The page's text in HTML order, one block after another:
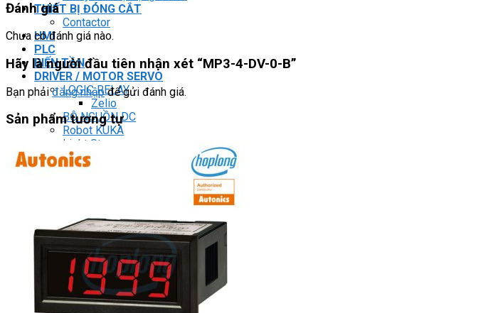
THIẾT BỊ ĐÓNG CẮT
Contactor
HMI
PLC
BIẾN TẦN
DRIVER / MOTOR SERVO
LOGIC RELAY
Zelio
BỘ NGUỒN DC
Robot KUKA
Light Star
DRIVER / MOTOR STEP
ĐÈN BÁO
Đèn báo khác
CHUYỂN MẠCH / NÚT NHẤN
Chuyển mạch có khóa
Công tắc dừng khẩn
Nút nhấn
Phích cắm / Ổ cắm / Công tắc
Can nhiệt
Đánh giá
Chưa có đánh giá nào.
Hãy là người đầu tiên nhận xét “MP3-4-DV-0-B”
Bạn phảiđăng nhậpđể gửi đánh giá.
Sản phẩm tương tự